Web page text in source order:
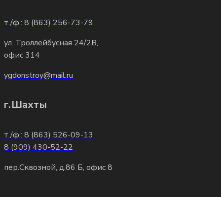
т./ф.: 8 (863) 256-73-79
ул. Троллейбусная 24/2В,
офис 314
ygdonstroy@mail.ru
г.Шахты
т./ф.: 8 (863) 526-09-13
8 (909) 430-52-22
пер.Сквозной, д.86 Б, офис 8